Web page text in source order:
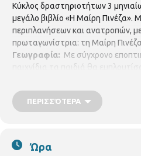
Κύκλος δραστηριοτήτων 3
μεγάλο βιβλίο «Η Μαίρη Πινέζα».
περιπλανήσεων και ανατροπών,
πρωταγωνίστρια: τη Μαίρη
Γεωγραφία: Με σύγχρονο
παιχνίδια τα παιδιά θα
της Ελλάδας και της Ευρώπης. Την
ΝΟΕΜΒΡΙΟΥ 2017, 6.30 το
ΠΕΡΙΣΣΌΤΕΡΑ
Ώρα